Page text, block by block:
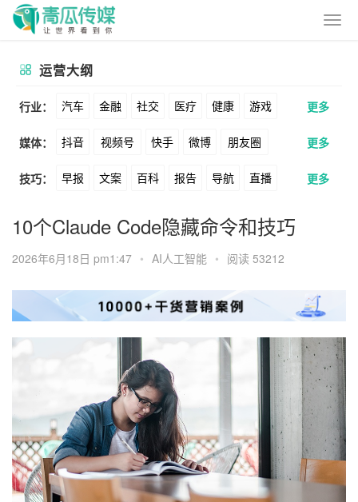
运营大纲
行业： 汽车 金融 社交 医疗 健康 游戏
动漫 美妆 美食 家装 教育 婚纱
酒旅 母婴 宠物 文娱 跨境 科技
广告 元宇宙 房地产
更多
媒体： 抖音 视频号 快手 微博 朋友圈
公众号 B站 小红书 头条 知乎
Soul 360 百度 搜狗 爱奇艺 美柚
美图 最右 神马 谷歌 Facebook
Tiktok YouTube Yahoo Bing
更多
技巧： 早报 文案 百科 报告 导航 直播
卖货 脚本 话术 电商 私域 社群
涨粉 广告 推广 方案 策划 案例
数据 拉新 活动 用户 海外
更多
10个Claude Code隐藏命令和技巧
2026年6月18日 pm1:47 • AI人工智能 • 阅读 53212